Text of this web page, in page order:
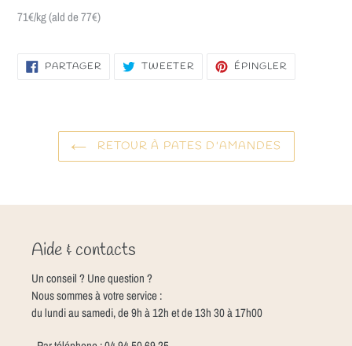
71€/kg (ald de 77€)
PARTAGERPARTAGER
SUR
TWEETER TWEETERÉPINGLER
RETOUR À PATES D'AMANDES
Aide & contacts
Un conseil ? Une question ?
Nous sommes à votre service :
du lundi au samedi, de 9h à 12h et de 13h 30 à 17h00